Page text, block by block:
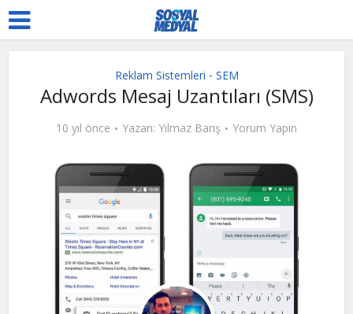
Reklam Sistemleri • SEM
Adwords Mesaj Uzantıları (SMS)
10 yıl önce Yazan: Yılmaz Barış Yorum Yapın